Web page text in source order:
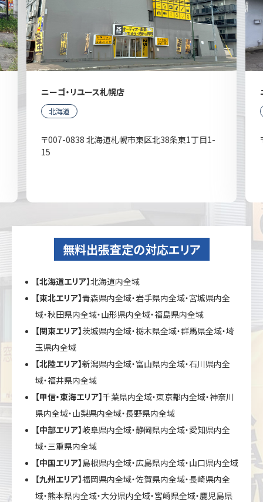
ニーゴ・リユース札幌店
北海道
〒007-0838 北海道札幌市東区北38条東1丁目1-
15
無料出張査定の対応エリア
【北海道エリア】北海道内全域
【東北エリア】青森県内全域・岩手県内全域・宮城県内全
域・秋田県内全域・山形県内全域・福島県内全域
【関東エリア】茨城県内全域・栃木県全域・群馬県全域・埼
玉県内全域
【北陸エリア】新潟県内全域・富山県内全域・石川県内全
域・福井県内全域
【甲信・東海エリア】千葉県内全域・東京都内全域・神奈川
県内全域・山梨県内全域・長野県内全域
【中部エリア】岐阜県内全域・静岡県内全域・愛知県内全
域・三重県内全域
【中国エリア】島根県内全域・広島県内全域・山口県内全域
【九州エリア】福岡県内全域・佐賀県内全域・長崎県内全
域・熊本県内全域・大分県内全域・宮崎県全域・鹿児島県